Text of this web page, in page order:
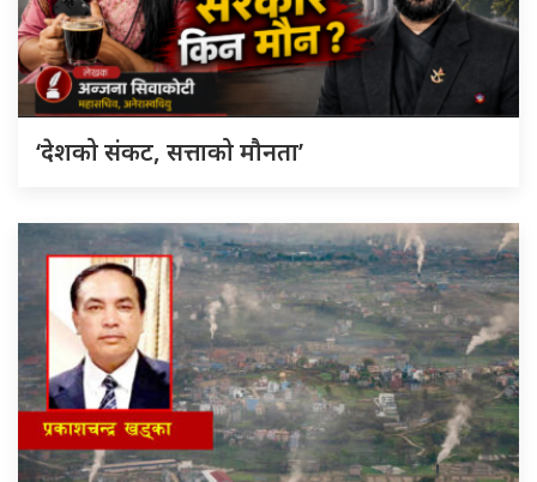
‘देशको संकट, सत्ताको मौनता’